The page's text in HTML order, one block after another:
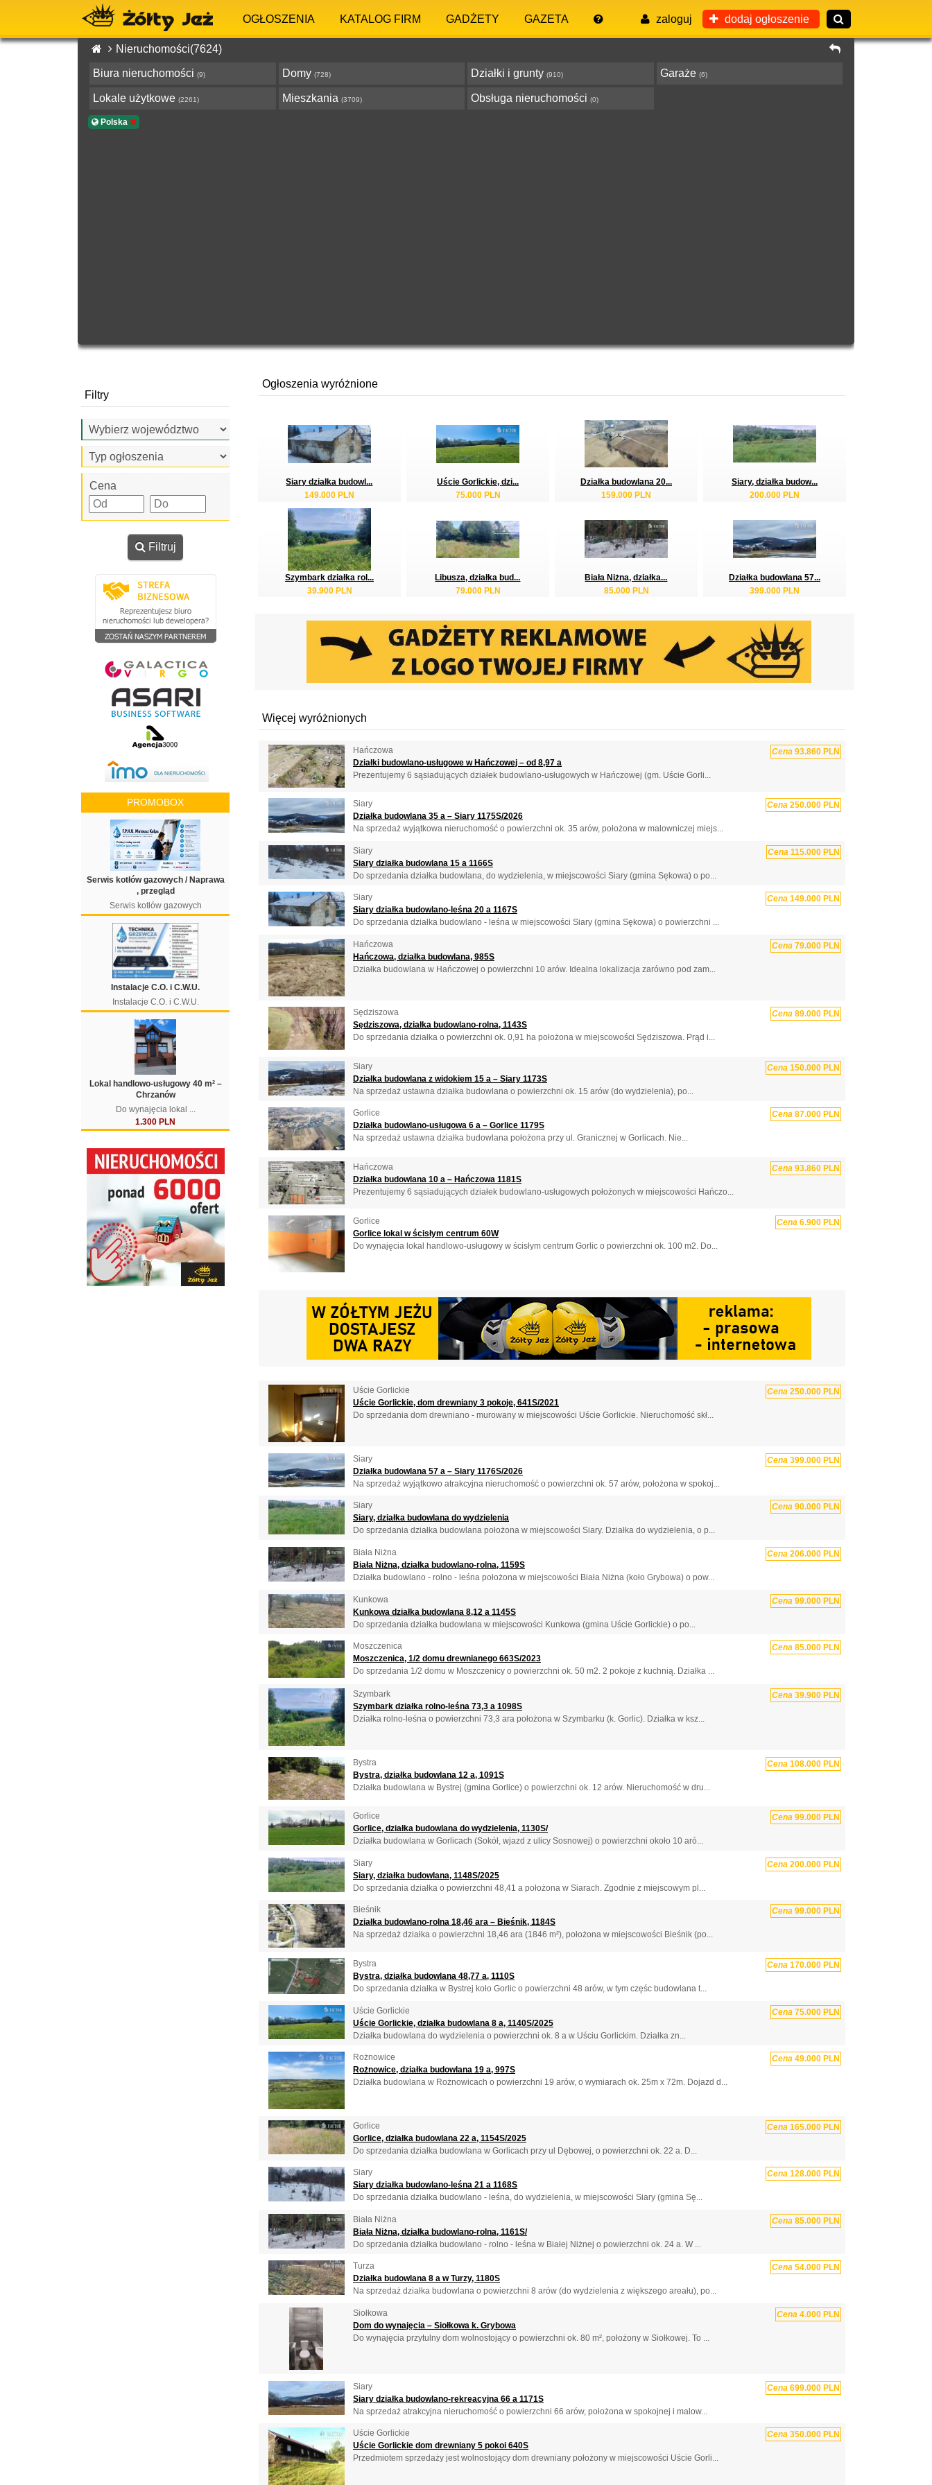
OGŁOSZENIA KATALOG FIRM GADŻETY GAZETA zaloguj dodaj ogłoszenie
Nieruchomości(7624)
Biura nieruchomości (9) Domy (728) Działki i grunty (910) Garaże (6)
Lokale użytkowe (2261) Mieszkania (3709) Obsługa nieruchomości (0)
Polska
Filtry
Cena
Filtruj
PROMOBOX
Serwis kotłów gazowych / Naprawa
, przegląd
Serwis kotłów gazowych
Instalacje C.O. i C.W.U.
Instalacje C.O. i C.W.U.
Lokal handlowo-usługowy 40 m² –
Chrzanów
Do wynajęcia lokal ...
1.300 PLN
Ogłoszenia wyróżnione
Siary działka budowl...
149.000 PLN
Uście Gorlickie, dzi...
75.000 PLN
Działka budowlana 20...
159.000 PLN
Siary, działka budow...
200.000 PLN
Szymbark działka rol...
39.900 PLN
Libusza, działka bud...
79.000 PLN
Biała Niżna, działka...
85.000 PLN
Działka budowlana 57...
399.000 PLN
Więcej wyróżnionych
Hańczowa Cena 93.860 PLN
Działki budowlano-usługowe w Hańczowej – od 8,97 a
Prezentujemy 6 sąsiadujących działek budowlano-usługowych w Hańczowej (gm. Uście Gorli...
Siary Cena 250.000 PLN
Działka budowlana 35 a – Siary 1175S/2026
Na sprzedaż wyjątkowa nieruchomość o powierzchni ok. 35 arów, położona w malowniczej miejs...
Siary Cena 115.000 PLN
Siary działka budowlana 15 a 1166S
Do sprzedania działka budowlana, do wydzielenia, w miejscowości Siary (gmina Sękowa) o po...
Siary Cena 149.000 PLN
Siary działka budowlano-leśna 20 a 1167S
Do sprzedania działka budowlano - leśna w miejscowości Siary (gmina Sękowa) o powierzchni ...
Hańczowa Cena 79.000 PLN
Hańczowa, działka budowlana, 985S
Działka budowlana w Hańczowej o powierzchni 10 arów. Idealna lokalizacja zarówno pod zam...
Sędziszowa Cena 89.000 PLN
Sędziszowa, działka budowlano-rolna, 1143S
Do sprzedania działka o powierzchni ok. 0,91 ha położona w miejscowości Sędziszowa. Prąd i...
Siary Cena 150.000 PLN
Działka budowlana z widokiem 15 a – Siary 1173S
Na sprzedaż ustawna działka budowlana o powierzchni ok. 15 arów (do wydzielenia), po...
Gorlice Cena 87.000 PLN
Działka budowlano-usługowa 6 a – Gorlice 1179S
Na sprzedaż ustawna działka budowlana położona przy ul. Granicznej w Gorlicach. Nie...
Hańczowa Cena 93.860 PLN
Działka budowlana 10 a – Hańczowa 1181S
Prezentujemy 6 sąsiadujących działek budowlano-usługowych położonych w miejscowości Hańczo...
Gorlice Cena 6.900 PLN
Gorlice lokal w ścisłym centrum 60W
Do wynajęcia lokal handlowo-usługowy w ścisłym centrum Gorlic o powierzchni ok. 100 m2. Do...
Uście Gorlickie Cena 250.000 PLN
Uście Gorlickie, dom drewniany 3 pokoje, 641S/2021
Do sprzedania dom drewniano - murowany w miejscowości Uście Gorlickie. Nieruchomość skł...
Siary Cena 399.000 PLN
Działka budowlana 57 a – Siary 1176S/2026
Na sprzedaż wyjątkowo atrakcyjna nieruchomość o powierzchni ok. 57 arów, położona w spokoj...
Siary Cena 90.000 PLN
Siary, działka budowlana do wydzielenia
Do sprzedania działka budowlana położona w miejscowości Siary. Działka do wydzielenia, o p...
Biała Niżna Cena 206.000 PLN
Biała Niżna, działka budowlano-rolna, 1159S
Działka budowlano - rolno - leśna położona w miejscowości Biała Niżna (koło Grybowa) o pow...
Kunkowa Cena 99.000 PLN
Kunkowa działka budowlana 8,12 a 1145S
Do sprzedania działka budowlana w miejscowości Kunkowa (gmina Uście Gorlickie) o po...
Moszczenica Cena 85.000 PLN
Moszczenica, 1/2 domu drewnianego 663S/2023
Do sprzedania 1/2 domu w Moszczenicy o powierzchni ok. 50 m2. 2 pokoje z kuchnią. Działka ...
Szymbark Cena 39.900 PLN
Szymbark działka rolno-leśna 73,3 a 1098S
Działka rolno-leśna o powierzchni 73,3 ara położona w Szymbarku (k. Gorlic). Działka w ksz...
Bystra Cena 108.000 PLN
Bystra, działka budowlana 12 a, 1091S
Działka budowlana w Bystrej (gmina Gorlice) o powierzchni ok. 12 arów. Nieruchomość w dru...
Gorlice Cena 99.000 PLN
Gorlice, działka budowlana do wydzielenia, 1130S/
Działka budowlana w Gorlicach (Sokół, wjazd z ulicy Sosnowej) o powierzchni około 10 aró...
Siary Cena 200.000 PLN
Siary, działka budowlana, 1148S/2025
Do sprzedania działka o powierzchni 48,41 a położona w Siarach. Zgodnie z miejscowym pl...
Bieśnik Cena 99.000 PLN
Działka budowlano-rolna 18,46 ara – Bieśnik, 1184S
Na sprzedaż działka o powierzchni 18,46 ara (1846 m²), położona w miejscowości Bieśnik (po...
Bystra Cena 170.000 PLN
Bystra, działka budowlana 48,77 a, 1110S
Do sprzedania działka w Bystrej koło Gorlic o powierzchni 48 arów, w tym częśc budowlana t...
Uście Gorlickie Cena 75.000 PLN
Uście Gorlickie, działka budowlana 8 a, 1140S/2025
Działka budowlana do wydzielenia o powierzchni ok. 8 a w Uściu Gorlickim. Działka zn...
Rożnowice Cena 49.000 PLN
Rożnowice, działka budowlana 19 a, 997S
Działka budowlana w Rożnowicach o powierzchni 19 arów, o wymiarach ok. 25m x 72m. Dojazd d...
Gorlice Cena 165.000 PLN
Gorlice, działka budowlana 22 a, 1154S/2025
Do sprzedania działka budowlana w Gorlicach przy ul Dębowej, o powierzchni ok. 22 a. D...
Siary Cena 128.000 PLN
Siary działka budowlano-leśna 21 a 1168S
Do sprzedania działka budowlano - leśna, do wydzielenia, w miejscowości Siary (gmina Sę...
Biała Niżna Cena 85.000 PLN
Biała Niżna, działka budowlano-rolna, 1161S/
Do sprzedania działka budowlano - rolno - leśna w Białej Niżnej o powierzchni ok. 24 a. W ...
Turza Cena 54.000 PLN
Działka budowlana 8 a w Turzy, 1180S
Na sprzedaż działka budowlana o powierzchni 8 arów (do wydzielenia z większego areału), po...
Siołkowa Cena 4.000 PLN
Dom do wynajęcia – Siołkowa k. Grybowa
Do wynajęcia przytulny dom wolnostojący o powierzchni ok. 80 m², położony w Siołkowej. To ...
Siary Cena 699.000 PLN
Siary działka budowlano-rekreacyjna 66 a 1171S
Na sprzedaż atrakcyjna nieruchomość o powierzchni 66 arów, położona w spokojnej i malow...
Uście Gorlickie Cena 350.000 PLN
Uście Gorlickie dom drewniany 5 pokoi 640S
Przedmiotem sprzedaży jest wolnostojący dom drewniany położony w miejscowości Uście Gorli...